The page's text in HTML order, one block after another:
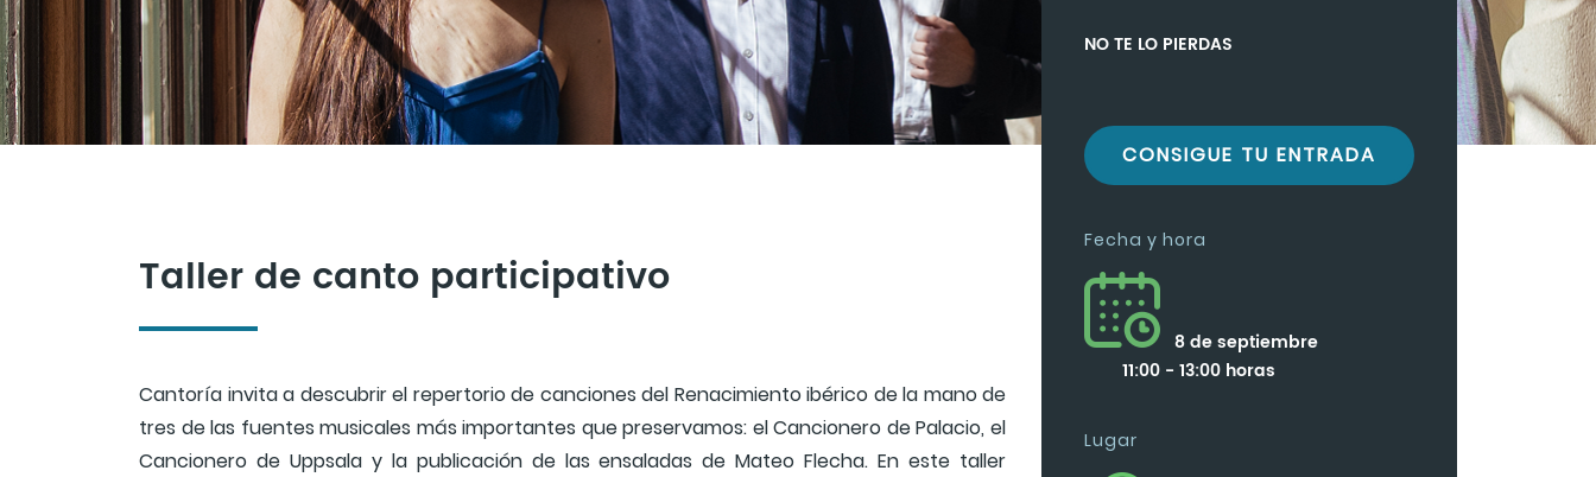
Taller de canto participativo
Cantoría invita a descubrir el repertorio de canciones del Renacimiento ibérico de la mano de
tres de las fuentes musicales más importantes que preservamos: el Cancionero de Palacio, el
Cancionero de Uppsala y la publicación de las ensaladas de Mateo Flecha. En este taller
NO TE LO PIERDAS
CONSIGUE TU ENTRADA
Fecha y hora
8 de septiembre
11:00 - 13:00 horas
Lugar